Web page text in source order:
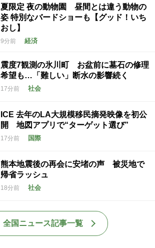
夏限定 夜の動物園 昼間とは違う動物の
姿 特別なバードショーも【グッド！いち
おし】
9分前 経済
震度7観測の氷川町 お盆前に墓石の修理
希望も…「難しい」断水の影響続く
17分前 社会
ICE 去年のLA大規模移民摘発映像を初公
開 地図アプリで“ターゲット選び”
17分前 国際
熊本地震後の再会に安堵の声 被災地で
帰省ラッシュ
18分前 社会
全国ニュース記事一覧